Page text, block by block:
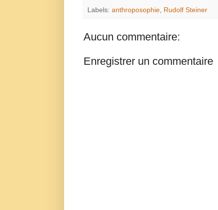
Labels: anthroposophie Rudolf Steiner
Aucun commentaire:
Enregistrer un commentaire